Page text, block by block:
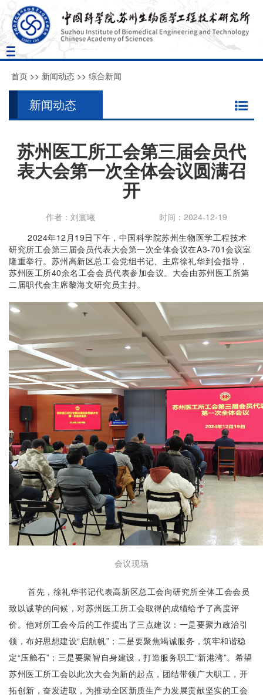
Toggle
navigation
首页 >> 新闻动态 >> 综合新闻
新闻动态
苏州医工所工会第三届会员代
表大会第一次全体会议圆满召
开
作者：刘寰曦
时间：2024-12-19
2024年12月19日下午，中国科学院苏州生物医学工程技术
研究所工会第三届会员代表大会第一次全体会议在A3-701会议室
隆重举行。苏州高新区总工会党组书记、主席徐礼华到会指导，
苏州医工所40余名工会会员代表参加会议。大会由苏州医工所第
二届职代会主席黎海文研究员主持。
会议现场
首先，徐礼华书记代表高新区总工会向研究所全体工会会员
致以诚挚的问候，对苏州医工所工会取得的成绩给予了高度评
价。他对所工会今后的工作提出了三点建议：一是要聚力政治引
领，布好思想建设“启航帆”；二是要聚焦竭诚服务，筑牢和谐稳
定“压舱石”；三是要聚智自身建设，打造服务职工“新港湾”。希望
苏州医工所工会以此次大会为新的起点，团结带领广大职工，开
拓创新，奋发进取，为推动全区新质生产力发展贡献坚实的工会